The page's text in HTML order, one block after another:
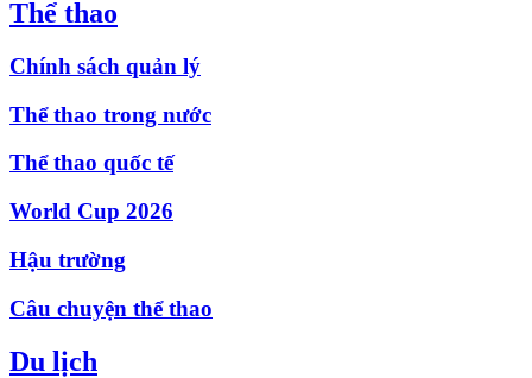
Thể thao
Chính sách quản lý
Thể thao trong nước
Thể thao quốc tế
World Cup 2026
Hậu trường
Câu chuyện thể thao
Du lịch